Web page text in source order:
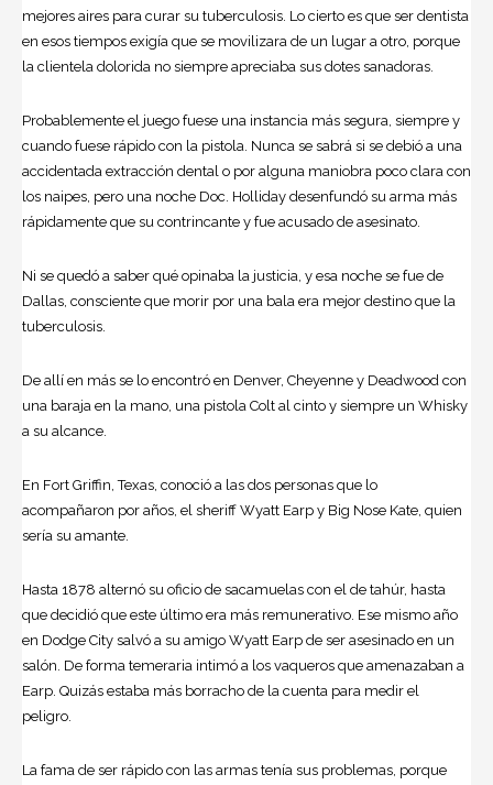
mejores aires para curar su tuberculosis. Lo cierto es que ser dentista
en esos tiempos exigía que se movilizara de un lugar a otro, porque
la clientela dolorida no siempre apreciaba sus dotes sanadoras.
Probablemente el juego fuese una instancia más segura, siempre y
cuando fuese rápido con la pistola. Nunca se sabrá si se debió a una
accidentada extracción dental o por alguna maniobra poco clara con
los naipes, pero una noche Doc. Holliday desenfundó su arma más
rápidamente que su contrincante y fue acusado de asesinato.
Ni se quedó a saber qué opinaba la justicia, y esa noche se fue de
Dallas, consciente que morir por una bala era mejor destino que la
tuberculosis.
De allí en más se lo encontró en Denver, Cheyenne y Deadwood con
una baraja en la mano, una pistola Colt al cinto y siempre un Whisky
a su alcance.
En Fort Griffin, Texas, conoció a las dos personas que lo
acompañaron por años, el sheriff Wyatt Earp y Big Nose Kate, quien
sería su amante.
Hasta 1878 alternó su oficio de sacamuelas con el de tahúr, hasta
que decidió que este último era más remunerativo. Ese mismo año
en Dodge City salvó a su amigo Wyatt Earp de ser asesinado en un
salón. De forma temeraria intimó a los vaqueros que amenazaban a
Earp. Quizás estaba más borracho de la cuenta para medir el
peligro.
La fama de ser rápido con las armas tenía sus problemas, porque